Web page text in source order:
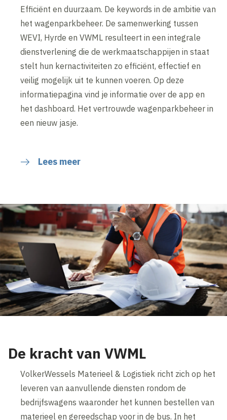
Efficiënt en duurzaam. De keywords in de ambitie van
het wagenparkbeheer. De samenwerking tussen
WEVI, Hyrde en VWML resulteert in een integrale
dienstverlening die de werkmaatschappijen in staat
stelt hun kernactiviteiten zo efficiënt, effectief en
veilig mogelijk uit te kunnen voeren. Op deze
informatiepagina vind je informatie over de app en
het dashboard. Het vertrouwde wagenparkbeheer in
een nieuw jasje.
Lees meer
De kracht van VWML
VolkerWessels Materieel & Logistiek richt zich op het
leveren van aanvullende diensten rondom de
bedrijfswagens waaronder het kunnen bestellen van
materieel en gereedschap voor in de bus. In het